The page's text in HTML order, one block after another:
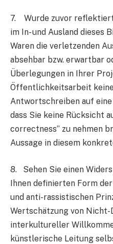
7. Wurde zuvor
im In- und Ausland dieses
Waren die verletzenden
absehbar bzw. erwartbar
Überlegungen in Ihrer
Öffentlichkeitsarbeit
Antwortschreiben auf
dass Sie keine Rücksicht
correctness” zu nehmen
Aussage in diesem
8. Sehen Sie einen
Ihnen definierten Form
und anti-rassistischen
Wertschätzung von Nicht-
interkultureller
künstlerische Leitung